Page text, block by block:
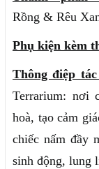
Rồng & Rêu
Phụ kiện kèm
Thông điệp
Terrarium: nơi
hoà, tạo cảm
chiếc nấm đầy
sinh động, lung